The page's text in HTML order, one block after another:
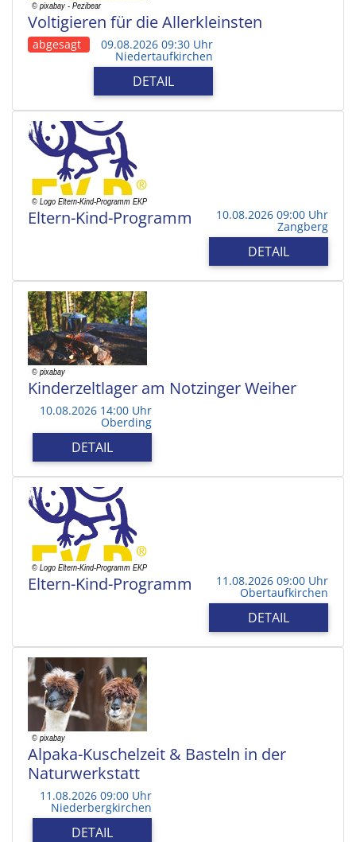
Voltigieren für die Allerkleinsten
abgesagt 09.08.2026 09:30 Uhr
Niedertaufkirchen
DETAIL
Eltern-Kind-Programm 10.08.2026 09:00 Uhr
Zangberg
DETAIL
Kinderzeltlager am Notzinger Weiher
10.08.2026 14:00 Uhr
Oberding
DETAIL
Eltern-Kind-Programm 11.08.2026 09:00 Uhr
Obertaufkirchen
DETAIL
Alpaka-Kuschelzeit & Basteln in der
Naturwerkstatt
11.08.2026 09:00 Uhr
Niederbergkirchen
DETAIL